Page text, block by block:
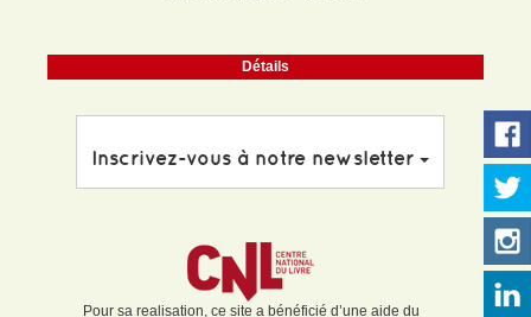
Détails
Inscrivez-vous à notre newsletter
Pour sa realisation, ce site a bénéficié d’une aide du